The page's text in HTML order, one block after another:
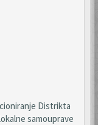
Distrikta
samouprave